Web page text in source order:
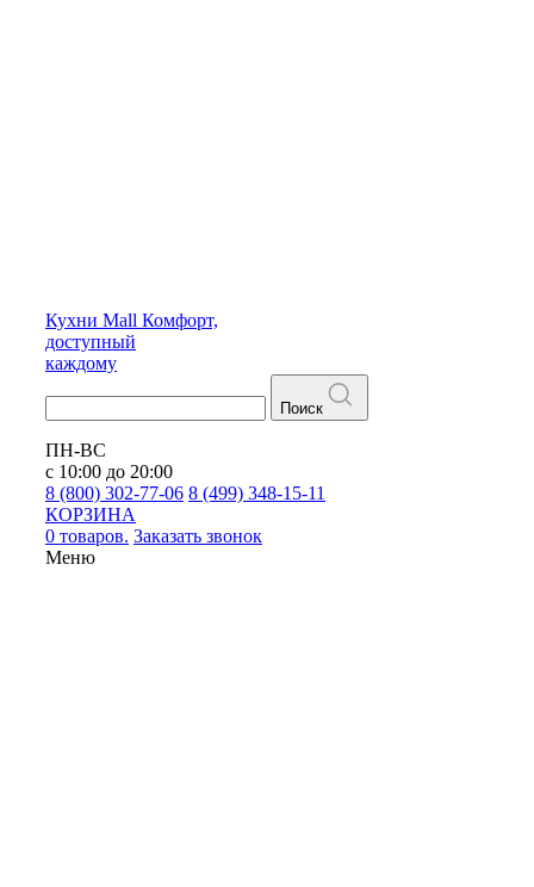
Кухни Mall Комфорт,
доступный
каждому
Поиск
ПН-ВС
с 10:00 до 20:00
8 (800) 302-77-06 8 (499) 348-15-11
КОРЗИНА
0 товаров. Заказать звонок
Меню